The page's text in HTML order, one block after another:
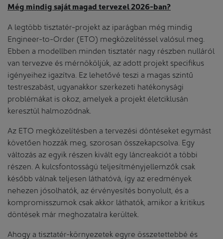
Még mindig saját magad tervezel 2026-ban?
A legtöbb tisztatér-projekt az iparágban még mindig
Engineer-to-Order (ETO) megközelítéssel valósul meg.
Ebben a modellben minden tisztatér nagy részben nulláról
van tervezve és mérnököljük, az adott projekt specifikus
igényeihez igazítva. Ez lehetővé teszi a magas szintű
testreszabást, ugyanakkor szerkezeti hatékonysági
problémákat is okoz, amelyek a projekt életciklusán
keresztül halmozódnak.
Az ETO megközelítésben a tervezési döntéseket egymást
követően hozzák meg, szorosan összekapcsolva. Egy
változás az egyik részen kivált egy láncreakciót a többi
részen. A kulcsfontosságú teljesítményjellemzők csak
később válnak teljesen láthatóvá, így az eredmények
nehezen jósolhatók, az érvényesítés bonyolult, és a
kompromisszumok csak akkor láthatók, amikor a kritikus
döntések már meghozatalra kerültek.
Ahogy a tisztatér-környezetek egyre összetettebbé és